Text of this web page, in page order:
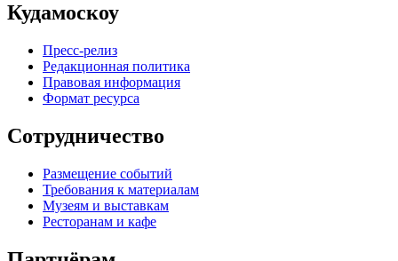
Кудамоскоу
Пресс-релиз
Редакционная политика
Правовая информация
Формат ресурса
Сотрудничество
Размещение событий
Требования к материалам
Музеям и выставкам
Ресторанам и кафе